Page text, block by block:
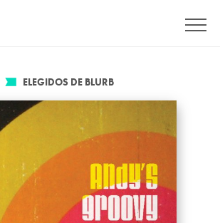
ELEGIDOS DE BLURB